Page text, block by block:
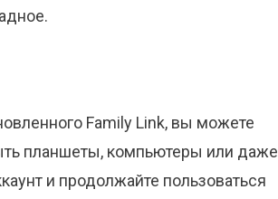
Family Link, вы можете
планшеты, компьютеры или даже
и продолжайте пользоваться